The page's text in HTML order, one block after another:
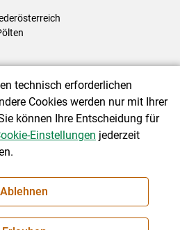
|Barrierefreiheit|
technisch erforderlichen
Cookies werden nur mit Ihrer
können Ihre Entscheidung für
Einstellungen jederzeit
Ablehnen